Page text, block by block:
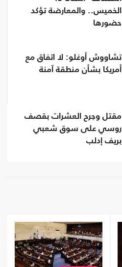
الخميس.. والمعارضة تؤكد
حضورها
تشاووش أوغلو: لا اتفاق مع
أمريكا بشأن منطقة آمنة
مقتل وجرح العشرات بقصف
روسي على سوق شعبي
بريف إدلب